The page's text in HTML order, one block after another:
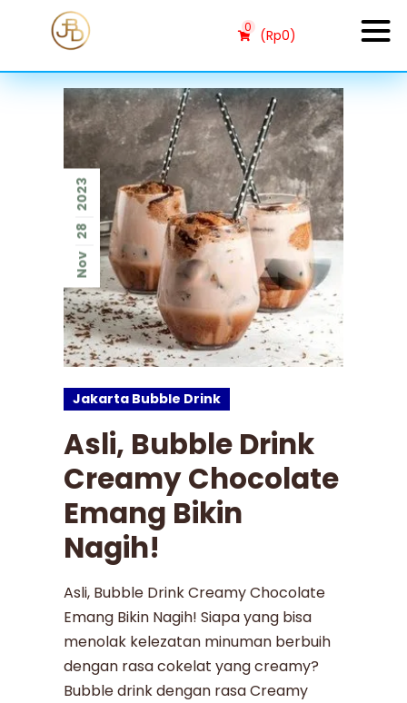
0 (Rp0)
Nov
28
2023
Jakarta Bubble Drink
Asli, Bubble Drink
Creamy Chocolate
Emang Bikin
Nagih!
Asli, Bubble Drink Creamy Chocolate
Emang Bikin Nagih! Siapa yang bisa
menolak kelezatan minuman berbuih
dengan rasa cokelat yang creamy?
Bubble drink dengan rasa Creamy